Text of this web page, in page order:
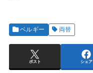
ベルギー 両替
ポスト シェア